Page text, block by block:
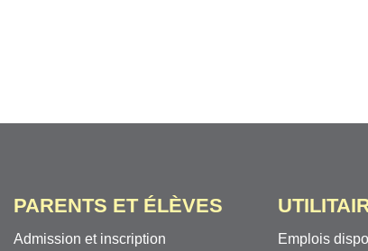
PARENTS ET ÉLÈVES
Admission et inscription
Emplois